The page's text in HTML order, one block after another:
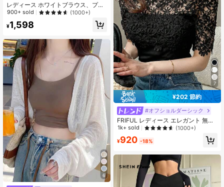
レディース ホワイトブラウス、プロ
フェッショナル フォーマル ワークウ
夏秋新作、ビジネス、シック&エレガ
900+ sold (1000+)
¥1,598
6
7
¥202 節約
#オフショルダーシック
FRIFUL レディース エレガント 無地
レース切り替え オフショルダー 半袖
1k+ sold (1000+)
¥920 -18%